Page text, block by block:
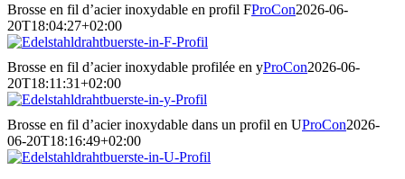
Brosse en fil d’acier inoxydable en profil FProCon2026-06-
20T18:04:27+02:00
Brosse en fil d’acier inoxydable profilée en yProCon2026-06-
20T18:11:31+02:00
Brosse en fil d’acier inoxydable dans un profil en UProCon2026-
06-20T18:16:49+02:00